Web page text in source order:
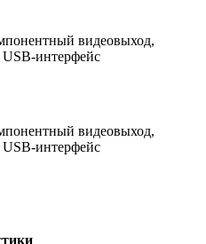
видеовыход,
интерфейс
видеовыход,
интерфейс